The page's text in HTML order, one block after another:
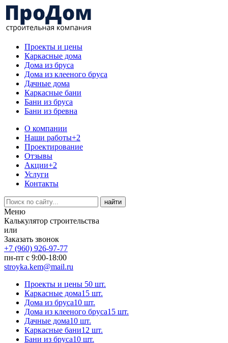
Проекты и цены
Каркасные дома
Дома из бруса
Дома из клееного бруса
Дачные дома
Каркасные бани
Бани из бруса
Бани из бревна
О компании
Наши работы+2
Проектирование
Отзывы
Акции+2
Услуги
Контакты
Меню
Калькулятор строительства
или
Заказать звонок
+7 (960) 926-97-77
пн-пт с 9:00-18:00
stroyka.kem@mail.ru
Проекты и цены 50 шт.
Каркасные дома15 шт.
Дома из бруса10 шт.
Дома из клееного бруса15 шт.
Дачные дома10 шт.
Каркасные бани12 шт.
Бани из бруса10 шт.